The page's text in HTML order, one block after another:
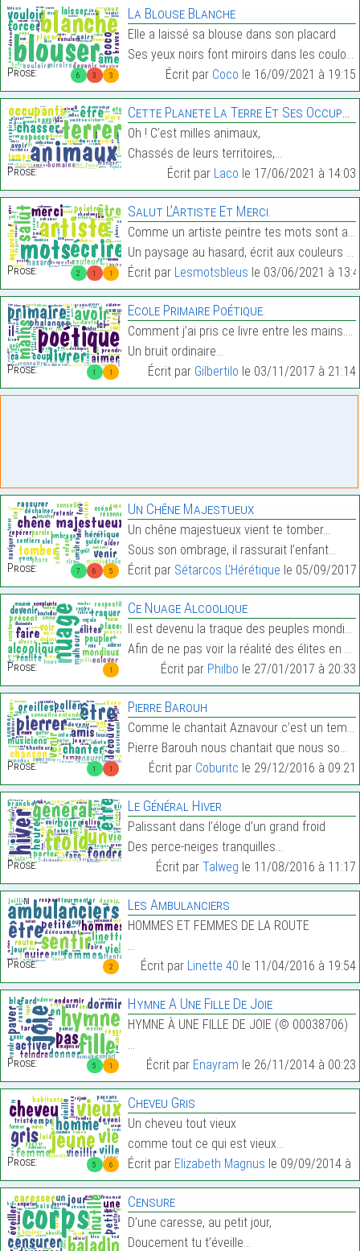
6 3 3
Prose:
La Blouse Blanche
Elle a laissé sa blouse dans son placard
Ses yeux noirs font miroirs dans les couloirs…
Écrit par Coco le 16/09/2021 à 19:15
Prose:
Cette Planete La Terre Et Ses Occupants.
Oh ! C’est milles animaux,
Chassés de leurs territoires,…
Écrit par Laco le 17/06/2021 à 14:03
2 1 1
Prose:
Salut L’Artiste Et Merci.
Comme un artiste peintre tes mots sont aquarelles,
Un paysage au hasard, écrit aux couleurs intempore…
Écrit par Lesmotsbleus le 03/06/2021 à
1 1
Prose:
Ecole Primaire Poétique.
Comment j’ai pris ce livre entre les mains. Connai
Un bruit ordinaire…
Écrit par Gilbertilo le 03/11/2017 à 21:14
7 6 5
Prose:
Un Chêne Majestueux
Un chêne majestueux vient te tomber…
Sous son ombrage, il rassurait l’enfant…
Écrit par Sétarcos L'Hérétique le 05/09/2017
1
Prose:
Ce Nuage Alcoolique
Il est devenu la traque des peuples mondiaux
Afin de ne pas voir la réalité des élites en place…
Écrit par Philbo le 27/01/2017 à 20:33
1 1
Prose:
Pierre Barouh
Comme le chantait Aznavour c’est un temps que les
Pierre Barouh nous chantait que nous sommes qui no…
Écrit par Coburitc le 29/12/2016 à 09:21
Prose:
Le Général Hiver
Palissant dans l’éloge d’un grand froid
Des perce-neiges tranquilles…
Écrit par Talweg le 11/08/2016 à 11:17
2
Prose:
Les Ambulanciers
HOMMES ET FEMMES DE LA ROUTE
…
Écrit par Linette 40 le 11/04/2016 à 19:54
5 1
Prose:
Hymne À Une Fille De Joie
HYMNE À UNE FILLE DE JOIE (© 00038706)
…
Écrit par Enayram le 26/11/2014 à 00:23
5 6
Prose:
Cheveu Gris
Un cheveu tout vieux
comme tout ce qui est vieux…
Écrit par Elizabeth Magnus le 09/09/2014 à
Censure
D’une caresse, au petit jour,
Doucement tu t’éveille…